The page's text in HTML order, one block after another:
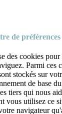
de préférences
des cookies
Parmi ces
stockés sur
de base
tiers qui nous
vous utilisez ce
navigateur